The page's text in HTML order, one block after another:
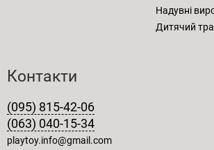
Надувні
Дитячий
Контакти
(095) 815-42-06
(063) 040-15-34
playtoy.info@gmail.com